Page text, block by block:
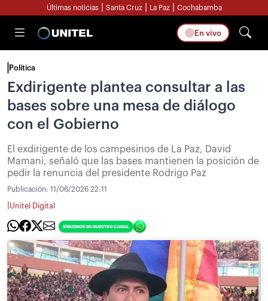
Últimas noticias Santa Cruz La Paz Cochabamba
En vivo
Política
Exdirigente plantea consultar a las
bases sobre una mesa de diálogo
con el Gobierno
El exdirigente de los campesinos de La Paz, David
Mamani, señaló que las bases mantienen la posición de
pedir la renuncia del presidente Rodrigo Paz
Publicación: 11/06/2026 22:11
Unitel Digital